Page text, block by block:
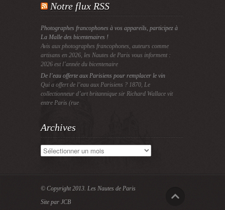
Notre flux RSS
Photographes francophones à vos appareils, participez à
La Malle des bicentenaires !
Avis aux photographes francophones, auteurs comme
artisans en 2026, les Nautes de Paris vous informent :
2026 est l’année du bicentenaire
De l’eau offerte aux Parisiens pour remplacer le vin
Qui a offert de l’eau aux Parisiens ? 1870, Le
collectionneur d’art britannique sir Richard Wallace vit
entre Paris (rue
Archives
Archives
© Copyright 2013. Les Nautes de Paris
Site par JCB